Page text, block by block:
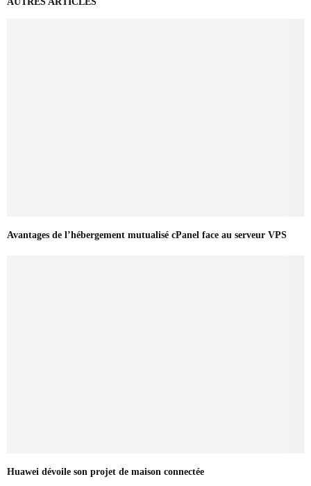
Avantages de l’hébergement mutualisé cPanel face au serveur VPS
Huawei dévoile son projet de maison connectée